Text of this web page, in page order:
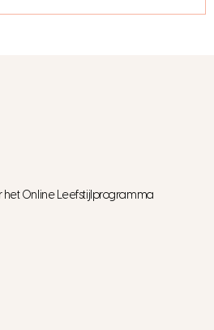
Online Leefstijlprogramma